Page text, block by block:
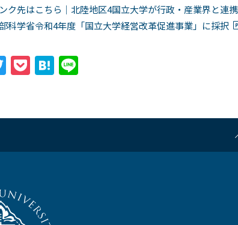
ク先はこちら｜北陸地区4国立大学が行政・産業界と連
科学省令和4年度「国立大学経営改革促進事業」に採択
Twitter
PocketHatena